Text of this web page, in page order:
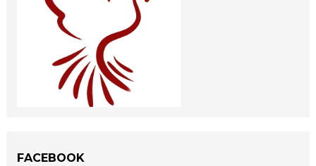
FACEBOOK